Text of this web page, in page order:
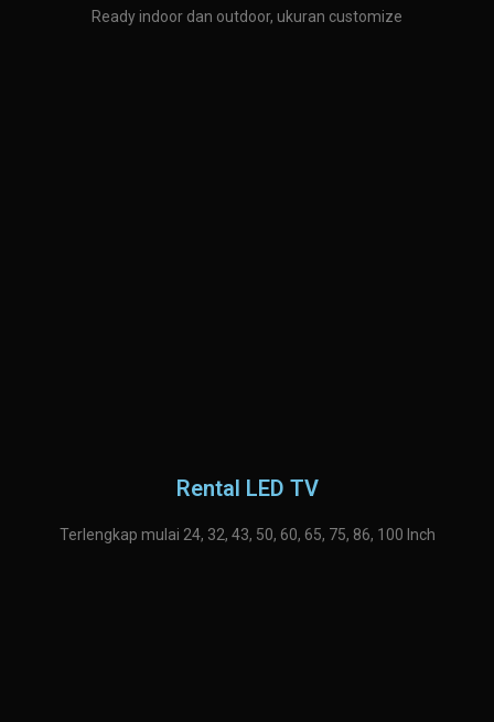
Ready indoor dan outdoor, ukuran customize
Rental LED TV
Terlengkap mulai 24, 32, 43, 50, 60, 65, 75, 86, 100 Inch